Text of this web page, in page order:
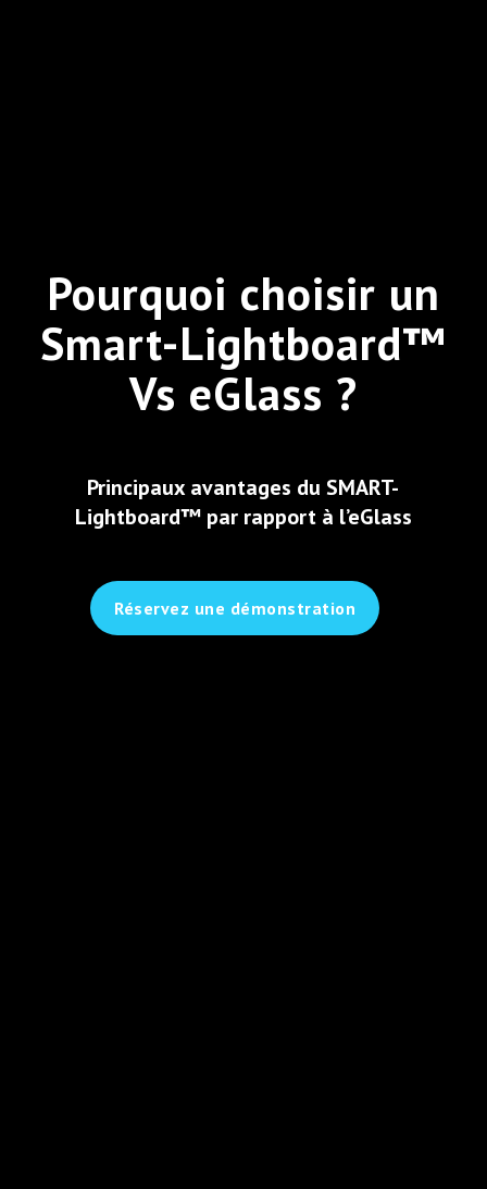
Pourquoi choisir un
Smart-Lightboard™
Vs eGlass ?
Principaux avantages du SMART-
Lightboard™ par rapport à l’eGlass
Réservez une démonstration